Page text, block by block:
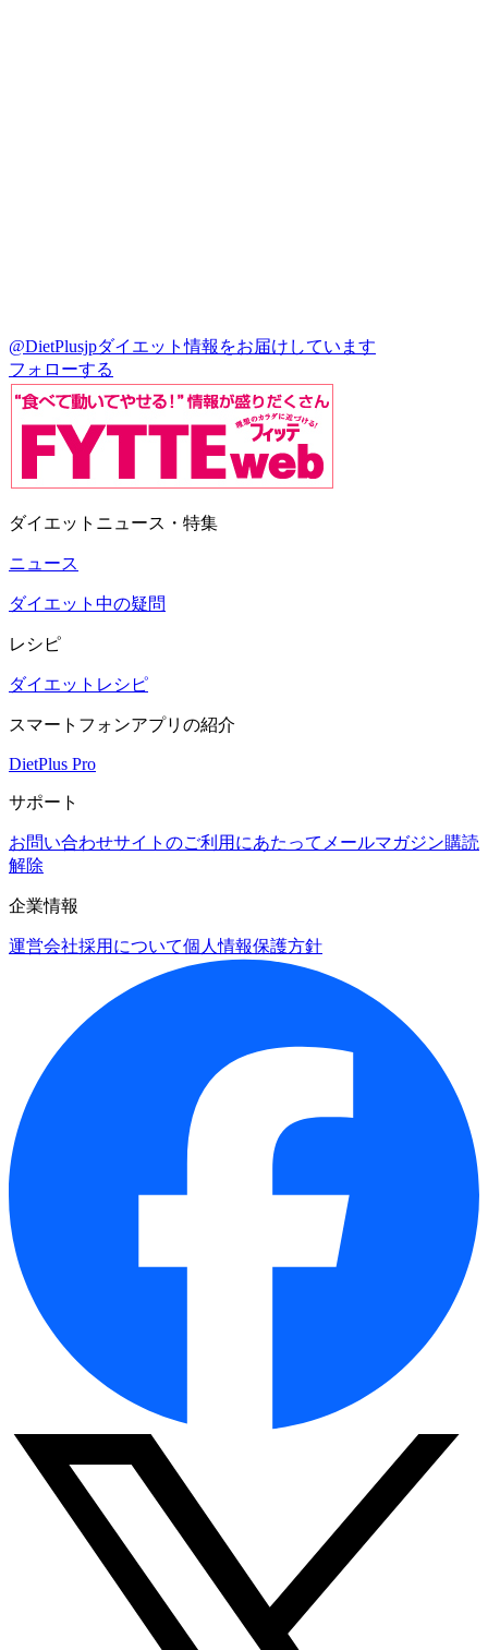
@DietPlusjpダイエット情報をお届けしています
フォローする
ダイエットニュース・特集
ニュース
ダイエット中の疑問
レシピ
ダイエットレシピ
スマートフォンアプリの紹介
DietPlus Pro
サポート
お問い合わせサイトのご利用にあたって メールマガジン購読
解除
企業情報
運営会社採用について個人情報保護方針